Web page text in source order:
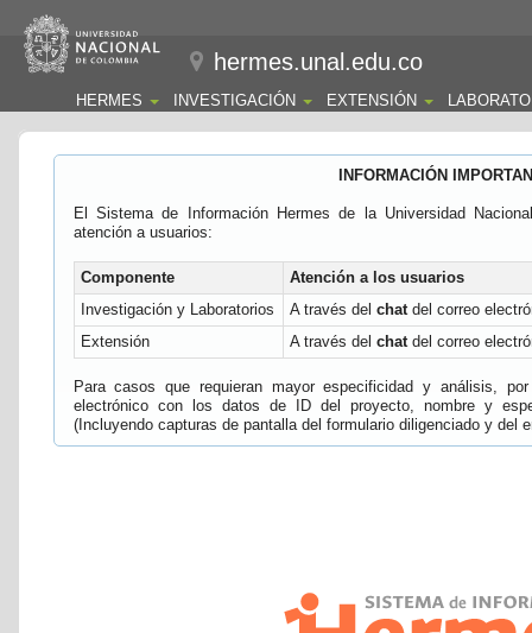
hermes.unal.edu.co
HERMES INVESTIGACIÓN EXTENSIÓN
INFORMACIÓN
El Sistema de Información Hermes de la Universidad
atención a usuarios:
Componente
Atención a los usuarios
Investigación y Laboratorios
A través del chatdel correo
Extensión
A través del chatdel correo
Para casos que requieran mayor especificidad y análisis,
electrónico con los datos de ID del proyecto, nombre y
(Incluyendo capturas de pantalla del formulario diligenciado y del